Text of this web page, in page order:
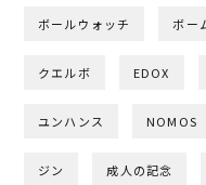
ボールウォッチ ボー
クエルボ EDOX
ユンハンス NOMOS
ジン 成人の記念